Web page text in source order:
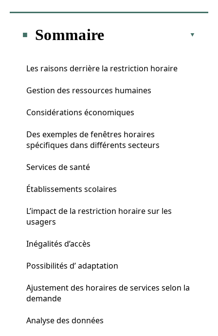
Sommaire
Les raisons derrière la restriction horaire
Gestion des ressources humaines
Considérations économiques
Des exemples de fenêtres horaires
spécifiques dans différents secteurs
Services de santé
Établissements scolaires
L’impact de la restriction horaire sur les
usagers
Inégalités d’accès
Possibilités d’ adaptation
Ajustement des horaires de services selon la
demande
Analyse des données